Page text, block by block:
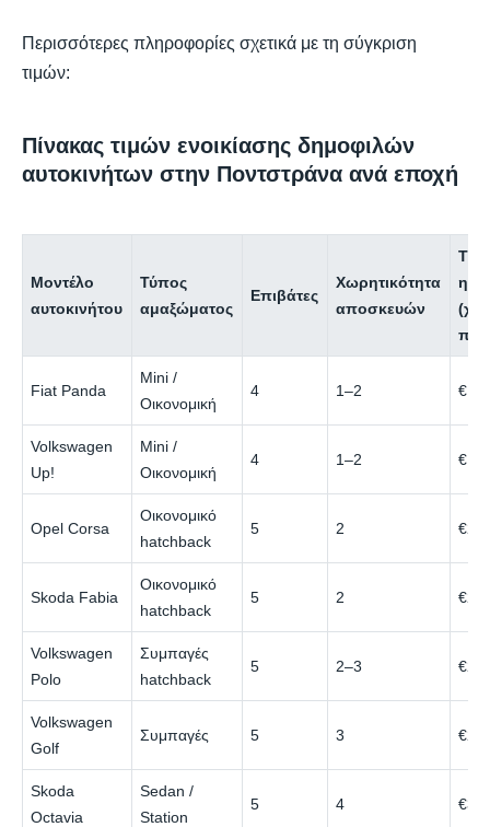
Περισσότερες πληροφορίες σχετικά με τη σύγκριση
τιμών:
Πίνακας τιμών ενοικίασης δημοφιλών
αυτοκινήτων στην Ποντστράνα ανά εποχή
Μοντέλο
αυτοκινήτου
Τύπος
αμαξώματος
Επιβάτες
Χωρητικότητα
αποσκευών
Fiat Panda
Mini /
Οικονομική
4 1–2 €18
Volkswagen
Up!
Mini /
Οικονομική
4 1–2 €19
Opel Corsa
Οικονομικό
hatchback
5 2 €21
Skoda Fabia
Οικονομικό
hatchback
5 2 €22
Volkswagen
Polo
Συμπαγές
hatchback
5 2–3 €24
Volkswagen
Golf
Συμπαγές 5 3 €28
Skoda
Octavia
Sedan /
Station
5 4 €33